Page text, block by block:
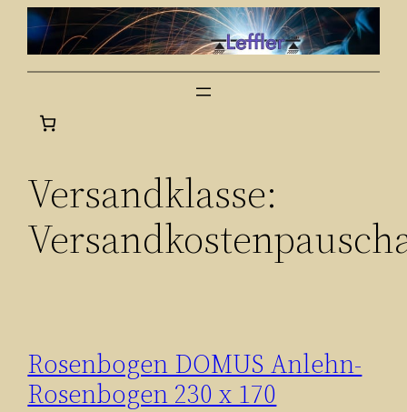
Zum
Inhalt
springen
Versandklasse:
Rosenbogen DOMUS Anlehn-
Rosenbogen 230 x 170